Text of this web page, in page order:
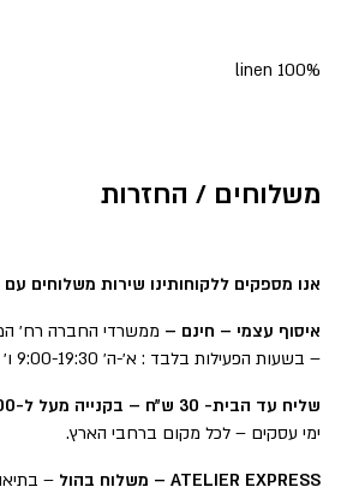
100% linen
משלוחים / החזרות
אנו מספקים ללקוחותינו שירות משלוחים
איסוף עצמי – חינם –
– בשעות הפעילות בלבד : א׳-ה׳ 9:00-19:30 ו׳ 9:00-14:30
שליח עד הבית- 30 ש״ח – בקנייה מעל ל-500 ש״ח – חינם!
ימי עסקים – לכל מקום ברחבי הארץ.
ATELIER EXPRESS – משלוח בהול
–